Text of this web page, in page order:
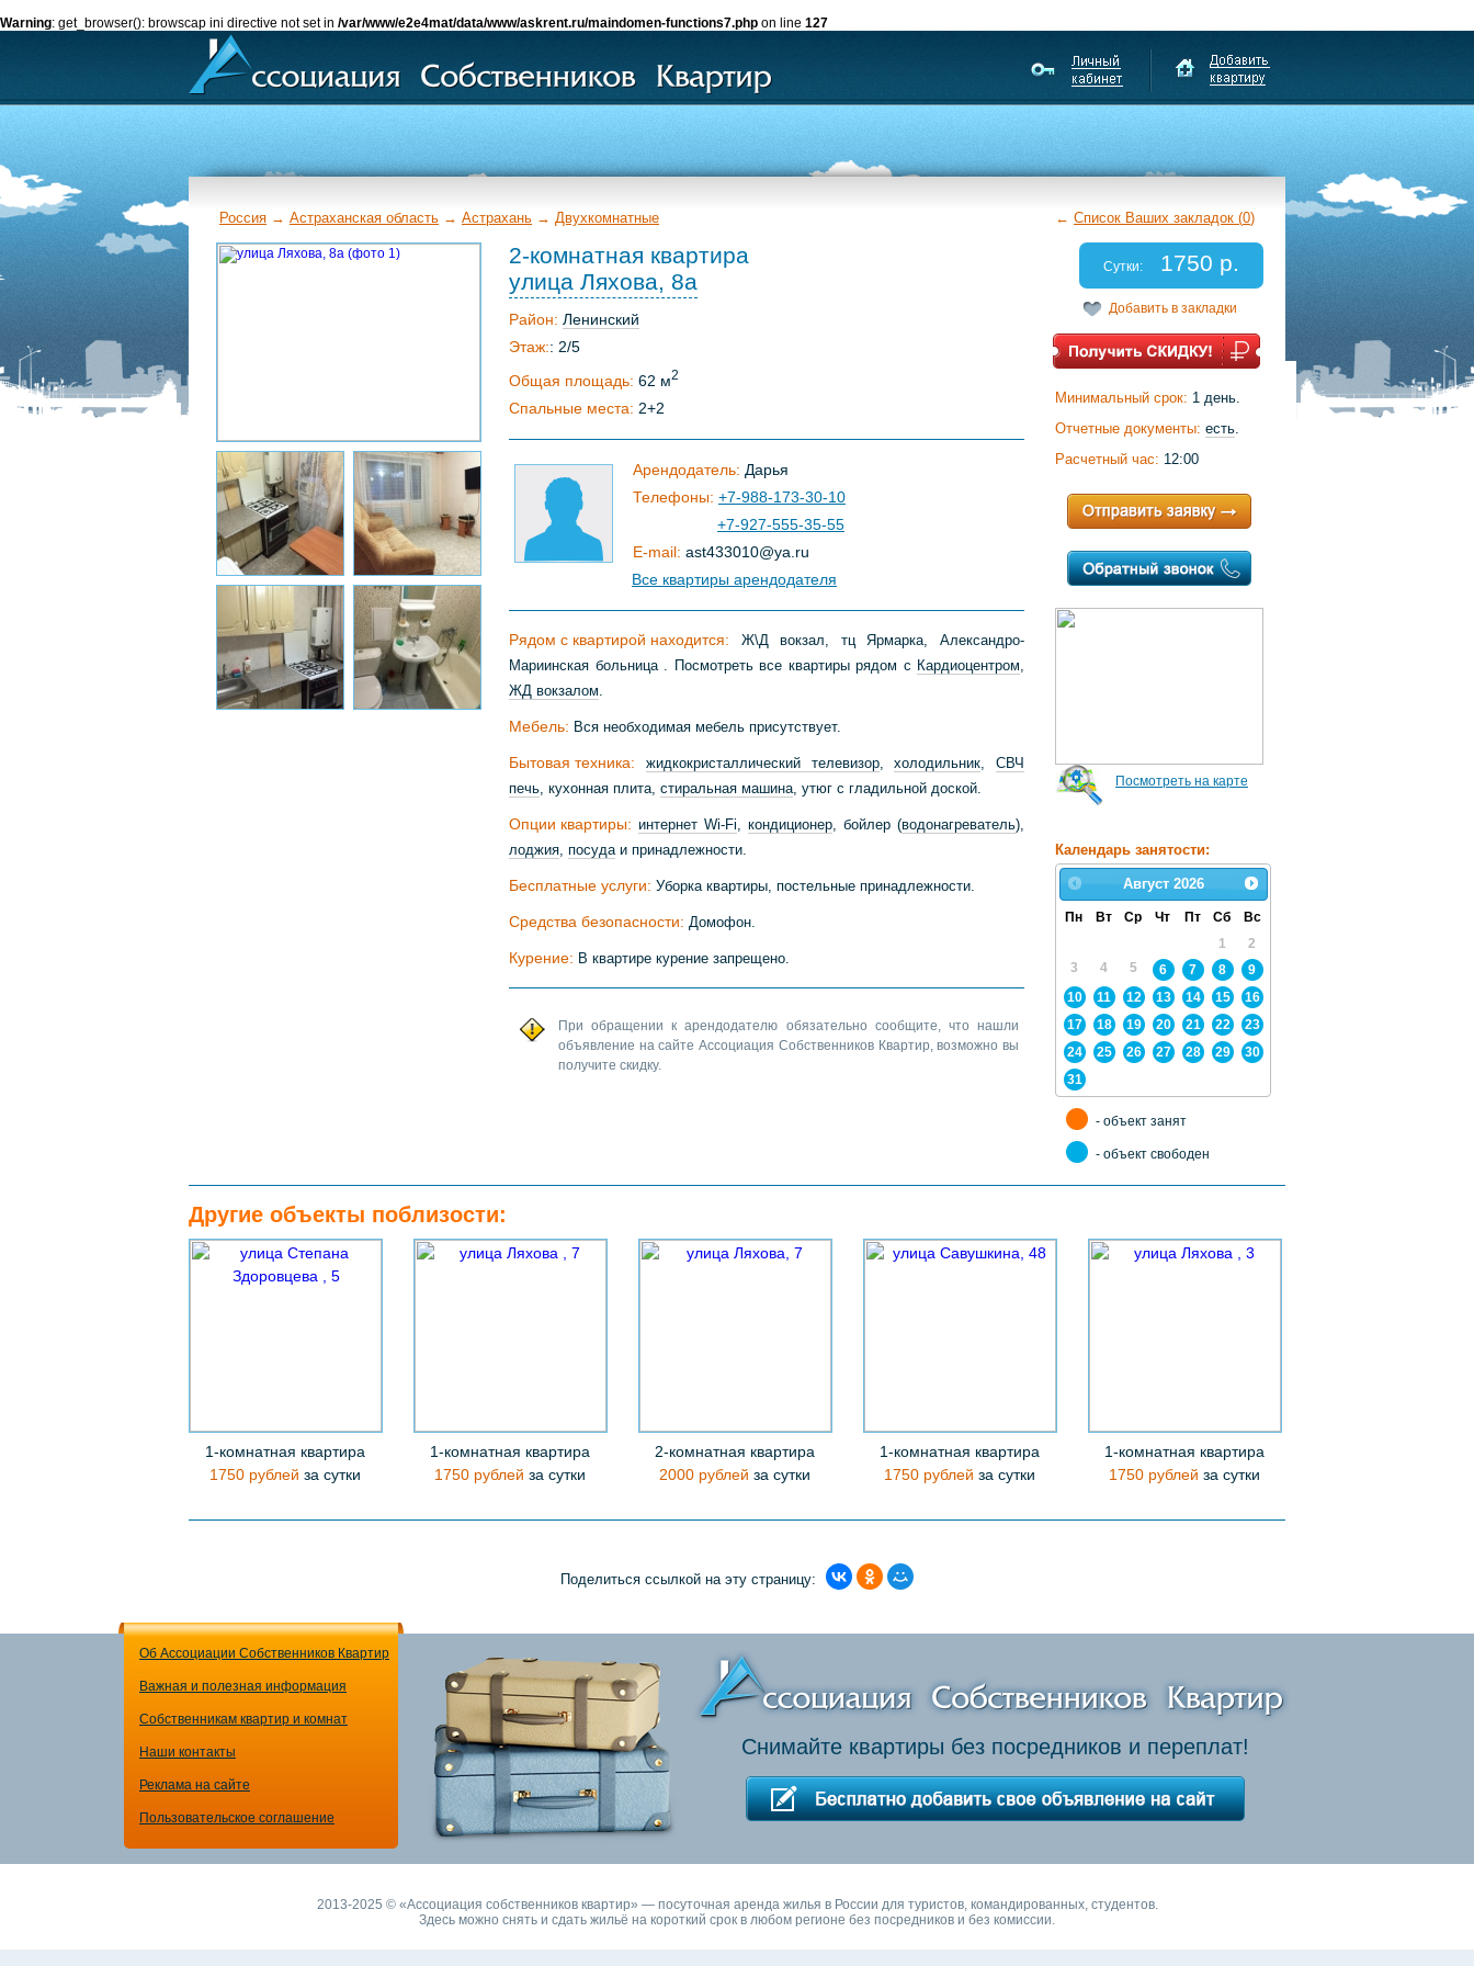
Warning: get_browser(): browscap ini directive not set in /var/www/e2e4mat/data/www/askrent.ru/maindomen-functions7.php on line 127
Россия → Астраханская область → Астрахань → Двухкомнатные ← Список Ваших закладок (0)
2-комнатная квартира
улица Ляхова, 8а
Район: Ленинский
Этаж:: 2/5
Общая площадь: 62 м2
Спальные места: 2+2
Арендодатель: Дарья
Телефоны: +7-988-173-30-10
+7-927-555-35-55
E-mail: ast433010@ya ru
Все квартиры арендодателя
Рядом с квартирой находится: Ж\Д вокзал, тц Ярмарка, Александро-
Мариинская больница . Посмотреть все квартиры рядом с Кардиоцентром
ЖД вокзалом
Мебель: Вся необходимая мебель присутствует.
Бытовая техника: жидкокристаллический телевизор,холодильник
СВЧ
печь , кухонная плита, стиральная машина , утюг с гладильной доской.
Опции квартиры: интернет Wi-Fi кондиционер , бойлер (водонагреватель),
лоджия посуда и принадлежности.
Бесплатные услуги: Уборка квартиры, постельные принадлежности.
Средства безопасности: Домофон.
Курение: В квартире курение запрещено.
При обращении к арендодателю обязательно сообщите, что нашли
объявление на сайте Ассоциация Собственников Квартир, возможно вы
получите скидку.
Сутки: 1750 р.
Добавить в закладки
Минимальный срок: 1 день.
Отчетные документы: есть.
Расчетный час: 12:00
Посмотреть на карте
Календарь занятости:
Август 2026
Пн Вт Ср Чт Пт Сб
Вс
1
2
3
4 5 6 7 8
9
10
11 12 13 14 15
16
17
18 19 20 21 22
23
24
25 26 27 28 29
30
31
- объект занят
- объект свободен
Другие объекты поблизости:
1-комнатная квартира
1750 рублей за сутки
1-комнатная квартира
1750 рублей за сутки
2-комнатная квартира
2000 рублей за сутки
1-комнатная квартира
1750 рублей за сутки
1-комнатная квартира
1750 рублей за сутки
Поделиться ссылкой на эту страницу:
Об Ассоциации Собственников Квартир
Важная и полезная информация
Собственникам квартир и комнат
Наши контакты
Реклама на сайте
Пользовательское соглашение
Снимайте квартиры без посредников и переплат!
2013-2025 © «Ассоциация собственников квартир» — посуточная аренда жилья в России для туристов, командированных, студентов.
Здесь можно снять и сдать жильё на короткий срок в любом регионе без посредников и без комиссии.